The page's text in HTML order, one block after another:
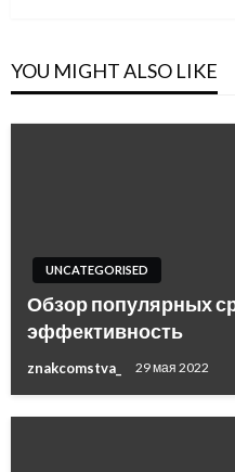
YOU MIGHT ALSO LIKE
UNCATEGORISED
Обзор популярных
эффективность
znakcomstva_ 29 мая 2022